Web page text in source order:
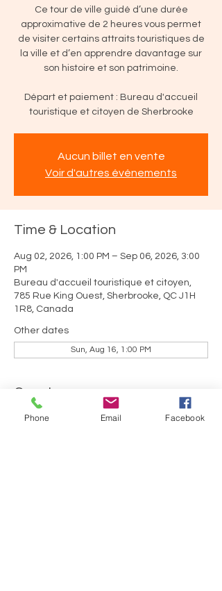
Ce tour de ville guidé d’une durée
approximative de 2 heures vous permet
de visiter certains attraits touristiques de
la ville et d’en apprendre davantage sur
son histoire et son patrimoine.
Départ et paiement : Bureau d'accueil
touristique et citoyen de Sherbrooke
Aucun billet en vente
Voir d'autres événements
Time & Location
Aug 02, 2026, 1:00 PM – Sep 06, 2026, 3:00
PM
Bureau d'accueil touristique et citoyen,
785 Rue King Ouest, Sherbrooke, QC J1H
1R8, Canada
Other dates
Sun, Aug 16, 1:00 PM
Guests
Phone Email Facebook